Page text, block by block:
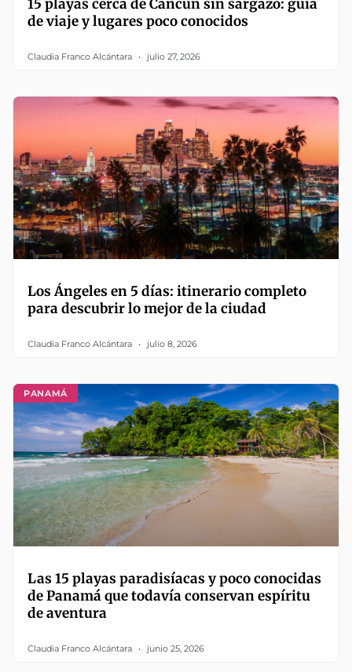
15 playas cerca de Cancún sin sargazo: guía
de viaje y lugares poco conocidos
Claudia Franco Alcántara julio 27, 2026
Los Ángeles en 5 días: itinerario completo
para descubrir lo mejor de la ciudad
Claudia Franco Alcántara julio 8, 2026
PANAMÁ
Las 15 playas paradisíacas y poco conocidas
de Panamá que todavía conservan espíritu
de aventura
Claudia Franco Alcántara junio 25, 2026